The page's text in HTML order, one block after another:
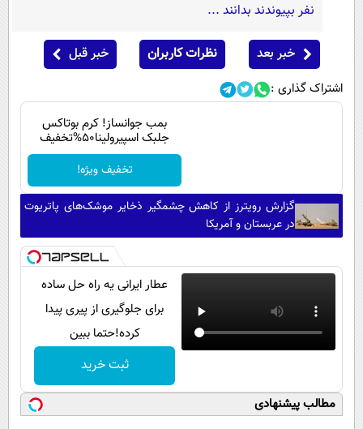
نفر بپیوندند بدانند ...
خبر بعد نظرات کاربران خبر قبل
اشتراک گذاری :
بمب جوانساز! کرم بوتاکس
جلبک اسپیرولینا50%تخفیف
تخفیف ویژه!
گزارش رویترز از کاهش چشمگیر ذخایر موشک‌های پاتریوت
در عربستان و آمریکا
عطار ایرانی یه راه حل ساده
برای جلوگیری از پیری پیدا
کرده!حتما ببین
ثبت خرید
مطالب پیشنهادی